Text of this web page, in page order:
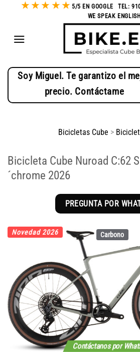
★★ ★ ★★ 5/5 EN GOOGLE TEL:
WE SPEAK ENGLISH
Soy Miguel. Te garantizo el
precio. Contáctame
Bicicletas Cube >
Bicicleta Cube Nuroad C:62
´chrome 2026
PREGUNTA POR
Carbono
Contáctanos por
Novedad 2026